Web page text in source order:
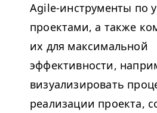
Agile-инструменты по
проектами, а также
их для максимальной
эффективности,
визуализировать
реализации проекта,